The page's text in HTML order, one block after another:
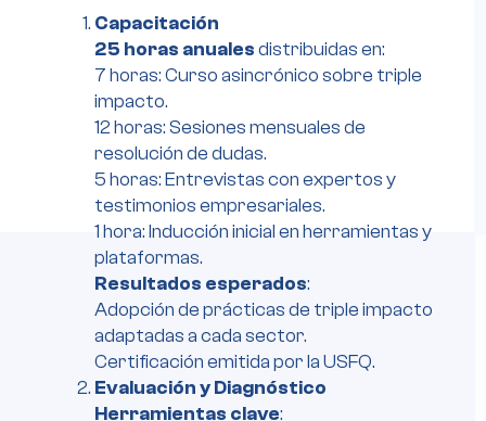
Capacitación
25 horas anualesdistribuidas en:
7 horas: Curso asincrónico sobre triple
impacto.
12 horas: Sesiones mensuales de
resolución de dudas.
5 horas: Entrevistas con expertos y
testimonios empresariales.
1 hora: Inducción inicial en herramientas y
plataformas.
Resultados esperados:
Adopción de prácticas de triple impacto
adaptadas a cada sector.
Certificación emitida por la USFQ.
Evaluación y Diagnóstico
Herramientas clave: